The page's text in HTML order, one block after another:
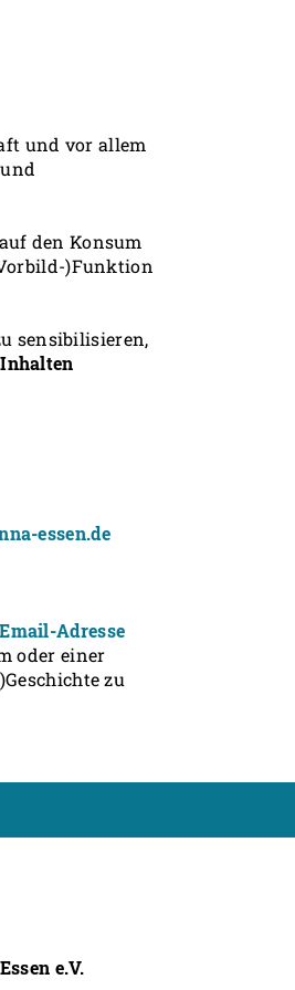
und vor allem
den Konsum
)Funktion
sensibilisieren,
Inhalten
essen.de
Email-Adresse
oder einer
zu
e.V.